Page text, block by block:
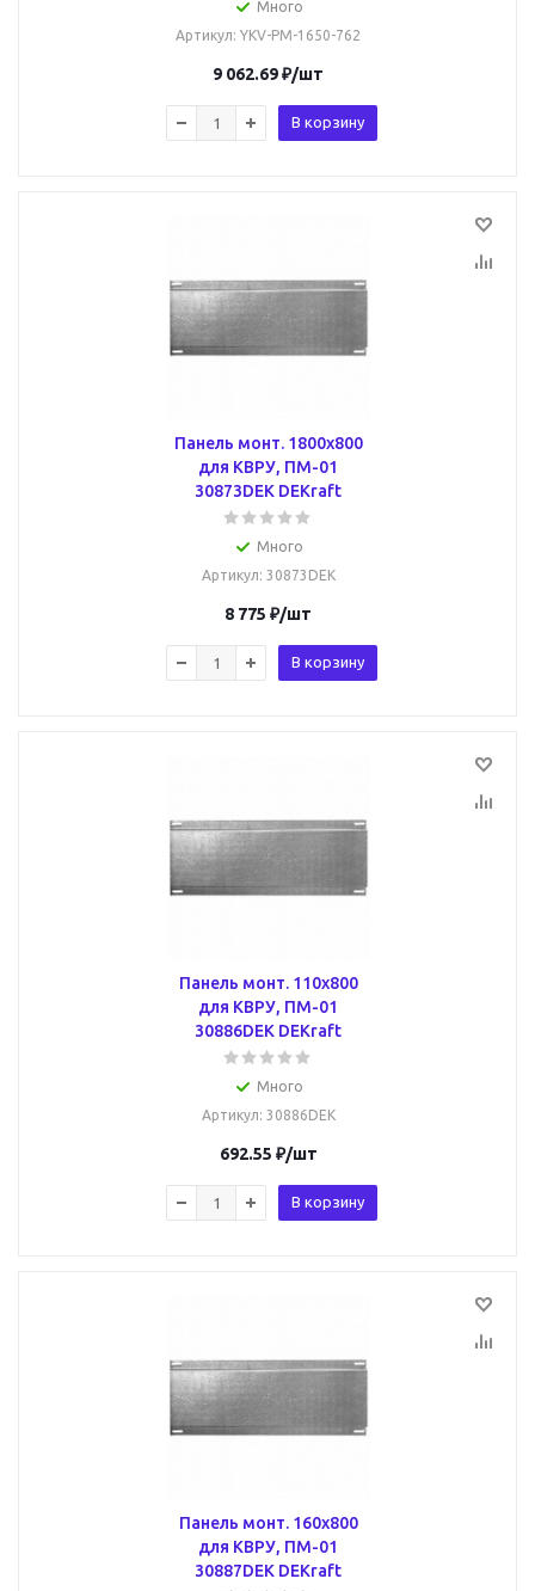
Много
Артикул: YKV-PM-1650-762
9 062.69₽/шт
В корзину
Панель монт. 1800х800
для КВРУ, ПМ-01
30873DEK DEKraft
Много
Артикул: 30873DEK
8 775 ₽/шт
В корзину
Панель монт. 110х800
для КВРУ, ПМ-01
30886DEK DEKraft
Много
Артикул: 30886DEK
692.55 ₽/шт
В корзину
Панель монт. 160х800
для КВРУ, ПМ-01
30887DEK DEKraft